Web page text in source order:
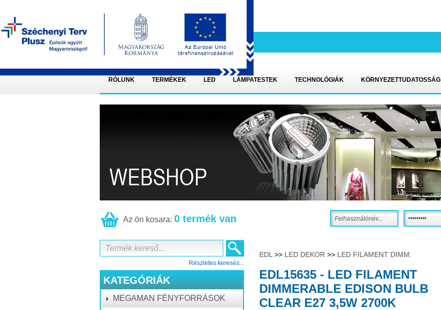
RÓLUNK TERMÉKEK LED LÁMPATESTEK TECHNOLÓGIÁK KÖRNYEZETTUDATOSSÁG
Az ön kosara: 0 termék van
Részletes keresés...
KATEGÓRIÁK
MEGAMAN FÉNYFORRÁSOK
EDL >> LED DEKOR >> LED FILAMENT DIMM.
EDL15635 - LED FILAMENT
DIMMERABLE EDISON BULB
CLEAR E27 3,5W 2700K